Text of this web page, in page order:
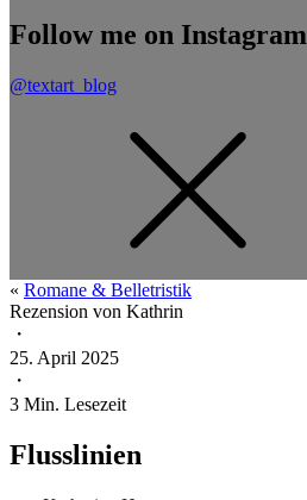
Follow me on Instagram
@textart_blog
« Romane & Belletristik
Rezension von Kathrin
・
25. April 2025
・
3 Min. Lesezeit
Flusslinien